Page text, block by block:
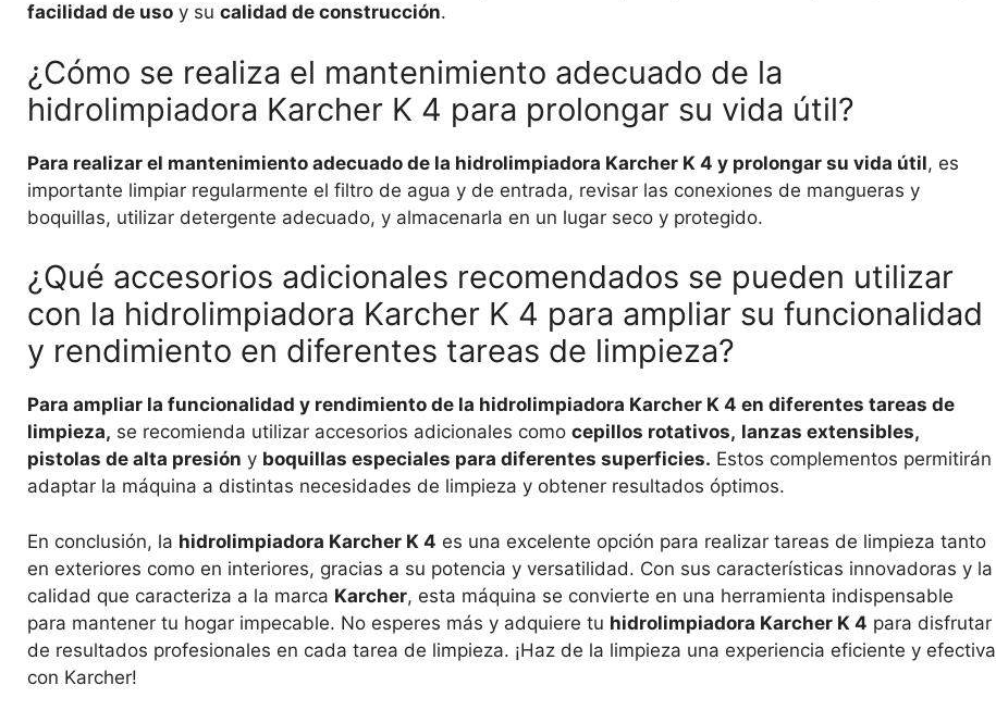
facilidad de uso y su calidad de construcción.
¿Cómo se realiza el mantenimiento adecuado de la
hidrolimpiadora Karcher K 4 para prolongar su vida útil?
Para realizar el mantenimiento adecuado de la hidrolimpiadora Karcher K 4 y prolongar su vida útil, es
importante limpiar regularmente el filtro de agua y de entrada, revisar las conexiones de mangueras y
boquillas, utilizar detergente adecuado, y almacenarla en un lugar seco y protegido.
¿Qué accesorios adicionales recomendados se pueden utilizar
con la hidrolimpiadora Karcher K 4 para ampliar su funcionalidad
y rendimiento en diferentes tareas de limpieza?
Para ampliar la funcionalidad y rendimiento de la hidrolimpiadora Karcher K 4 en diferentes tareas de
limpieza, se recomienda utilizar accesorios adicionales como cepillos rotativos, lanzas extensibles,
pistolas de alta presión y boquillas especiales para diferentes superficies. Estos complementos permitirán
adaptar la máquina a distintas necesidades de limpieza y obtener resultados óptimos.
En conclusión, la hidrolimpiadora Karcher K 4 es una excelente opción para realizar tareas de limpieza tanto
en exteriores como en interiores, gracias a su potencia y versatilidad. Con sus características innovadoras y la
calidad que caracteriza a la marca Karcher, esta máquina se convierte en una herramienta indispensable
para mantener tu hogar impecable. No esperes más y adquiere tu hidrolimpiadora Karcher K 4 para disfrutar
de resultados profesionales en cada tarea de limpieza. ¡Haz de la limpieza una experiencia eficiente y efectiva
con Karcher!